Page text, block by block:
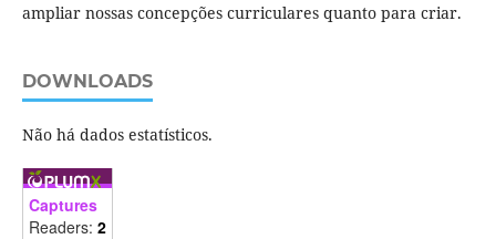
ampliar nossas concepções curriculares quanto para criar.
DOWNLOADS
Não há dados estatísticos.
Captures
Readers: 2